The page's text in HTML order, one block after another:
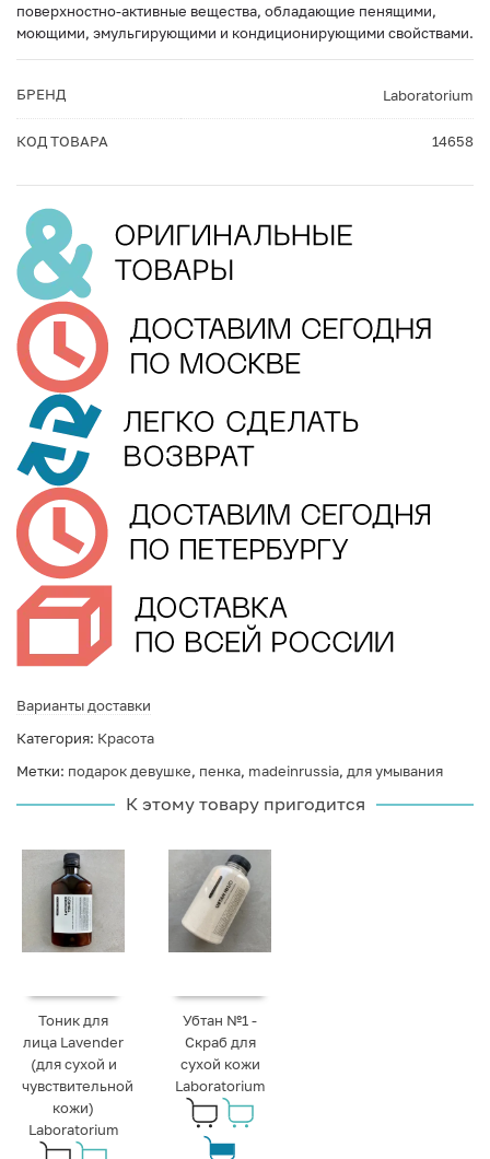
поверхностно-активные вещества, обладающие пенящими,
моющими, эмульгирующими и кондиционирующими свойствами.
БРЕНД Laboratorium
КОД ТОВАРА 14658
Варианты доставки
Категория: Красота
Метки: подарок девушке, пенка, madeinrussia, для умывания
К этому товару пригодится
Тоник для
лица Lavender
(для сухой и
чувствительной
кожи)
Laboratorium
Убтан №1 -
Скраб для
сухой кожи
Laboratorium